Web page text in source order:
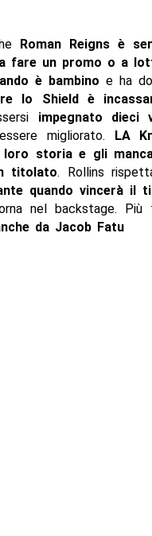
Roman Reigns è
fare un promo o a
è bambino e ha
lo Shield è
impegnato dieci
migliorato. LA
loro storia e gli
titolato. Rollins
quando vincerà il
nel backstage. Più
da Jacob Fatu